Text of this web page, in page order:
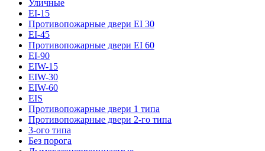
Уличные
EI-15
Противопожарные двери EI 30
EI-45
Противопожарные двери EI 60
EI-90
EIW-15
EIW-30
EIW-60
EIS
Противопожарные двери 1 типа
Противопожарные двери 2-го типа
3-ого типа
Без порога